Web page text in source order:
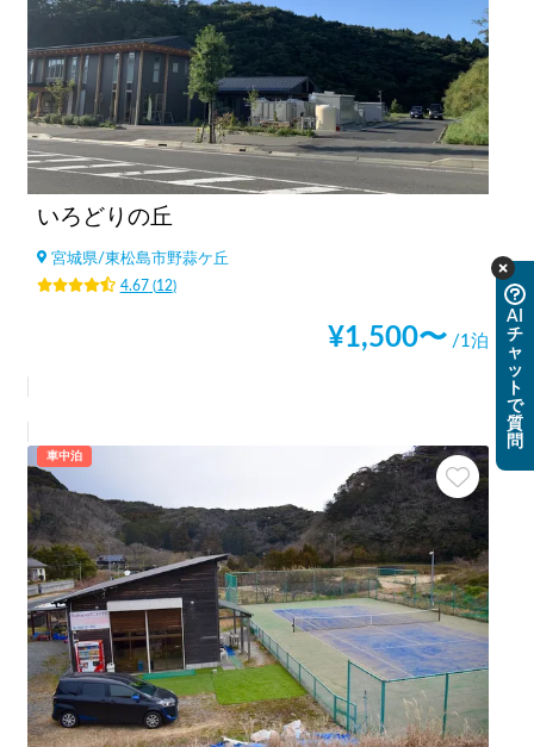
いろどりの丘
宮城県/東松島市野蒜ケ丘
4.67(12)
¥1,500〜 /1泊
車中泊
AI
チ
ャ
ッ
ト
で
質
問